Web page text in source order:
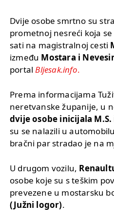
Dvije osobe smrtno su
prometnoj nesreći koja
sati na magistralnoj cesti
između Mostara i
portal Bljesak.info.
Prema informacijama
neretvanske županije, u
dvije osobe inicijala M.S.
su se nalazili u
bračni par stradao je na
U drugom vozilu,
osobe koje su s teškim
prevezene u mostarsku
(Južni logor).